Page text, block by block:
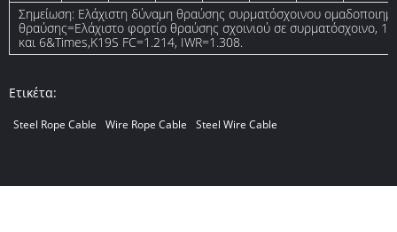
Σημείωση: Ελάχιστη δύναμη θραύσης συρματόσχοινου
θραύσης=Ελάχιστο φορτίο θραύσης σχοινιού σε συρματόσχοινο,
και 6&Times,K19S FC=1.214, IWR=1.308.
Ετικέτα:
Steel Rope Cable Wire Rope Cable Steel Wire Cable